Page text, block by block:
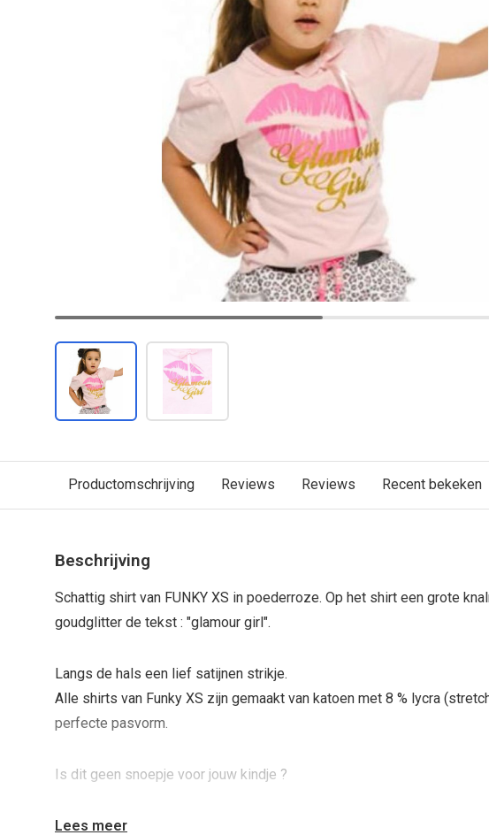
Productomschrijving Reviews Reviews Recent bekeken
Beschrijving
Schattig shirt van FUNKY XS in poederroze. Op het shirt een grote
goudglitter de tekst : "glamour girl".
Langs de hals een lief satijnen strikje.
Alle shirts van Funky XS zijn gemaakt van katoen met 8 % lycra
perfecte pasvorm.
Is dit geen snoepje voor jouw kindje ?
Lees meer